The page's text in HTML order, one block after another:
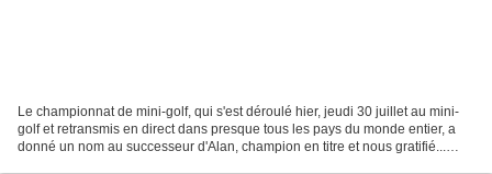
Le championnat de mini-golf, qui s'est déroulé hier, jeudi 30 juillet au mini-
golf et retransmis en direct dans presque tous les pays du monde entier, a
donné un nom au successeur d'Alan, champion en titre et nous gratifié...